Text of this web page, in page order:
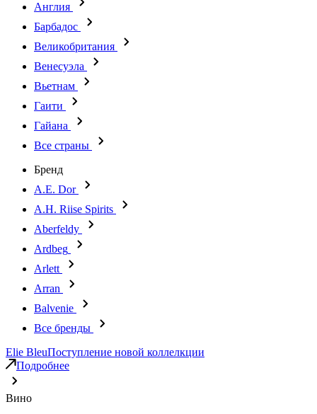
Англия
Барбадос
Великобритания
Венесуэла
Вьетнам
Гаити
Гайана
Все страны
Бренд
A.E. Dor
A.H. Riise Spirits
Aberfeldy
Ardbeg
Arlett
Arran
Balvenie
Все бренды
Elie BleuПоступление новой коллелкции
Подробнее
Вино